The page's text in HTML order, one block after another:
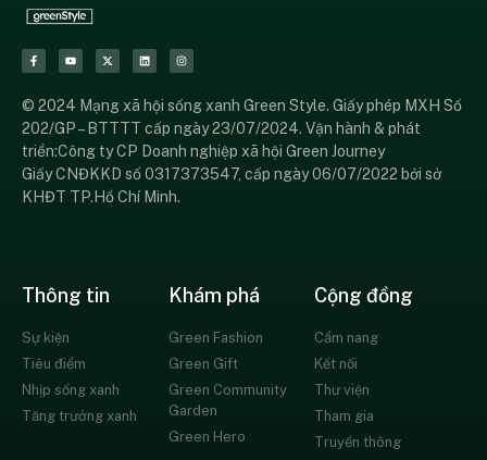
© 2024 Mạng xã hội sống xanh Green Style. Giấy phép MXH Số
202/GP – BTTTT cấp ngày 23/07/2024. Vận hành & phát
triển:Công ty CP Doanh nghiệp xã hội Green Journey
Giấy CNĐKKD số 0317373547, cấp ngày 06/07/2022 bởi sở
KHĐT TP.Hồ Chí Minh.
Thông tin
Sự kiện
Tiêu điểm
Nhịp sống xanh
Tăng trưởng xanh
Khám phá
Green Fashion
Green Gift
Green Community
Garden
Green Hero
Cộng đồng
Cẩm nang
Kết nối
Thư viện
Tham gia
Truyền thông